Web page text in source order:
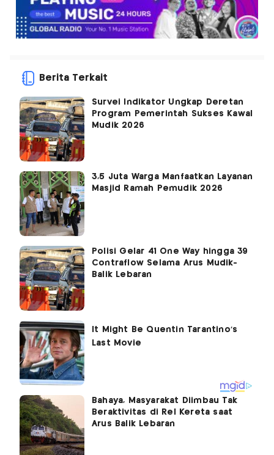
Berita Terkait
Survei Indikator Ungkap Deretan
Program Pemerintah Sukses Kawal
Mudik 2026
3,5 Juta Warga Manfaatkan Layanan
Masjid Ramah Pemudik 2026
Polisi Gelar 41 One Way hingga 39
Contraflow Selama Arus Mudik-
Balik Lebaran
Bahaya, Masyarakat Diimbau Tak
Beraktivitas di Rel Kereta saat
Arus Balik Lebaran